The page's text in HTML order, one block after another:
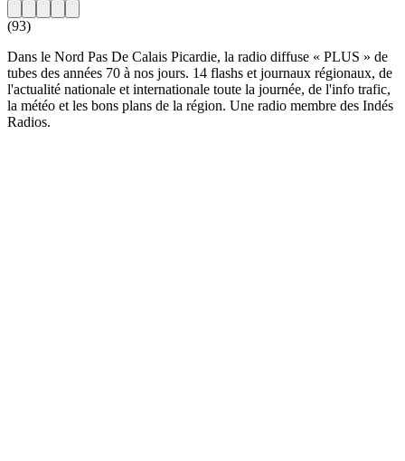
(93)
Dans le Nord Pas De Calais Picardie, la radio diffuse « PLUS » de
tubes des années 70 à nos jours. 14 flashs et journaux régionaux, de
l'actualité nationale et internationale toute la journée, de l'info trafic,
la météo et les bons plans de la région. Une radio membre des Indés
Radios.